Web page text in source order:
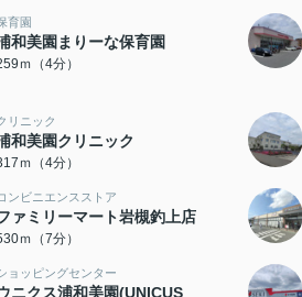
育園
和美園まりーな保育園
ｍ（4分）
リニック
和美園クリニック
ｍ（4分）
ンビニエンスストア
ァミリーマート岩槻釣上店
ｍ（7分）
ョッピングセンター
ニクス浦和美園(UNICUS